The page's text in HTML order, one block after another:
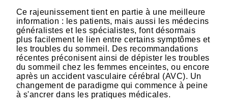
Ce rajeunissement tient en partie à une meilleure
information : les patients, mais aussi les médecins
généralistes et les spécialistes, font désormais
plus facilement le lien entre certains symptômes et
les troubles du sommeil. Des recommandations
récentes préconisent ainsi de dépister les troubles
du sommeil chez les femmes enceintes, ou encore
après un accident vasculaire cérébral (AVC). Un
changement de paradigme qui commence à peine
à s'ancrer dans les pratiques médicales.